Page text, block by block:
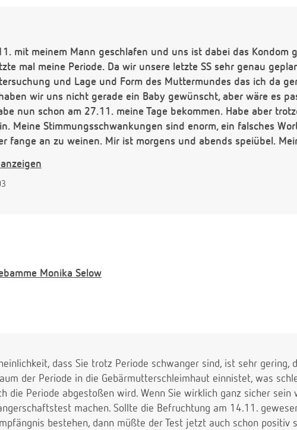
mit meinem Mann geschlafen und uns ist dabei das Kondom
mal meine Periode. Da wir unsere letzte SS sehr genau
und Lage und Form des Muttermundes das ich da
wir uns nicht gerade ein Baby gewünscht, aber wäre es
nun schon am 27.11. meine Tage bekommen. Habe aber
Meine Stimmungsschwankungen sind enorm, ein falsches
fange an zu weinen. Mir ist morgens und abends speiübel.
oft ziehen im Unterleib und mir ist sehr oft schwindelig. Bin
Periode schwanger sein ? Und wann kann ich frühestens
Monika Selow
dass Sie trotz Periode schwanger sind, ist sehr gering,
der Periode in die Gebärmutterschleimhaut einnistet, was
die Periode abgestoßen wird. Wenn Sie wirklich ganz sicher sein
machen. Sollte die Befruchtung am 14.11.
bestehen, dann müßte der Test jetzt auch schon positiv